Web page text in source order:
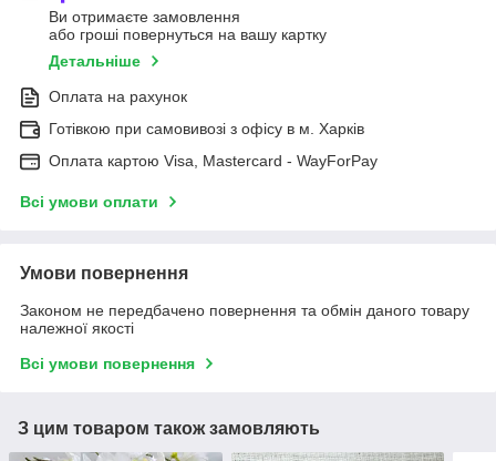
Ви отримаєте замовлення
або гроші повернуться на вашу картку
Детальніше
Оплата на рахунок
Готівкою при самовивозі з офісу в м. Харків
Оплата картою Visa, Mastercard - WayForPay
Всі умови оплати
Умови повернення
Законом не передбачено повернення та обмін даного товару
належної якості
Всі умови повернення
З цим товаром також замовляють